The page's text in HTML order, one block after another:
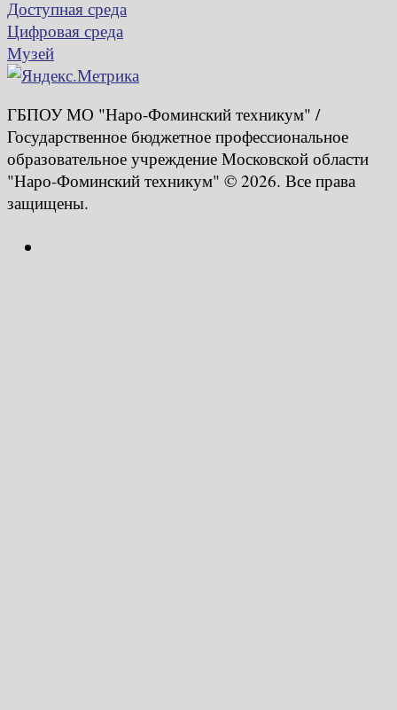
Доступная среда
Цифровая среда
Музей
ГБПОУ МО "Наро-Фоминский техникум" /
Государственное бюджетное профессиональное
образовательное учреждение Московской области
"Наро-Фоминский техникум" © 2026. Все права
защищены.